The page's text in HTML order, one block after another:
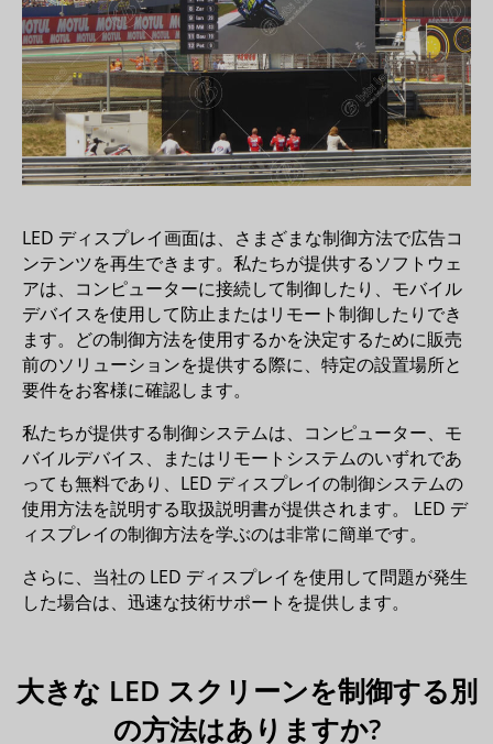
LED ディスプレイ画面は、さまざまな制御方法で広告コ
ンテンツを再生できます。私たちが提供するソフトウェ
アは、コンピューターに接続して制御したり、モバイル
デバイスを使用して防止またはリモート制御したりでき
ます。どの制御方法を使用するかを決定するために販売
前のソリューションを提供する際に、特定の設置場所と
要件をお客様に確認します。
私たちが提供する制御システムは、コンピューター、モ
バイルデバイス、またはリモートシステムのいずれであ
っても無料であり、LED ディスプレイの制御システムの
使用方法を説明する取扱説明書が提供されます。 LED デ
ィスプレイの制御方法を学ぶのは非常に簡単です。
さらに、当社の LED ディスプレイを使用して問題が発生
した場合は、迅速な技術サポートを提供します。
大きな LED スクリーンを制御する別
の方法はありますか?